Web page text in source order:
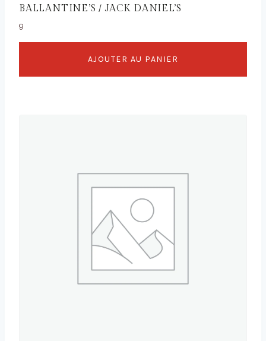
BALLANTINE’S / JACK DANIEL’S
9
AJOUTER AU PANIER